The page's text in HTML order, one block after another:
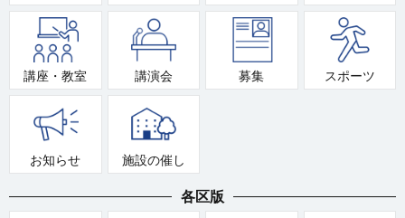
講座・教室 講演会 募集 スポーツ
お知らせ 施設の催し
各区版